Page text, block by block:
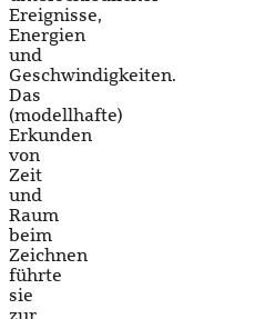
Ereignisse,
Energien
und
Geschwindigkeiten.
Das
(modellhafte)
Erkunden
von
Zeit
und
Raum
beim
Zeichnen
führte
sie